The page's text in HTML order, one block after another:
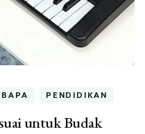
PENDIDIKAN
untuk Budak